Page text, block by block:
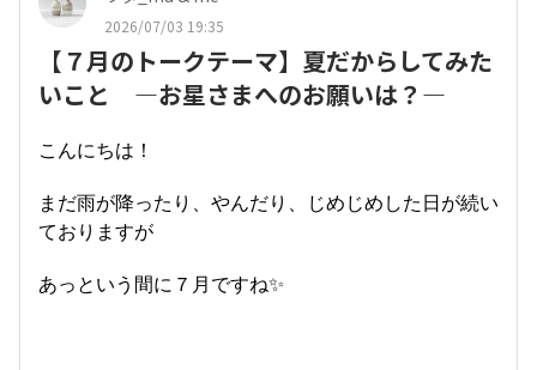
2026/07/03 19:35
【７月のトークテーマ】夏だからしてみた
いこと ―お星さまへのお願いは？―
こんにちは！
まだ雨が降ったり、やんだり、じめじめした日が続い
ておりますが
あっという間に７月ですね✨